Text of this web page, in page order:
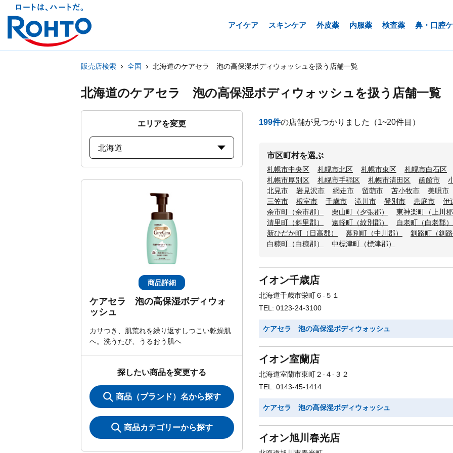
アイケア スキンケア 外皮薬 内服薬 検査薬 鼻・口腔
販売店検索 全国 北海道のケアセラ 泡の高保湿ボディウォッシュを扱う店舗一覧
北海道のケアセラ 泡の高保湿ボディウォッシュを扱う店舗一覧
エリアを変更
北海道
商品詳細
ケアセラ 泡の高保湿ボディウォ
ッシュ
カサつき、肌荒れを繰り返すしつこい乾燥肌
へ。洗うたび、うるおう肌へ
探したい商品を変更する
商品（ブランド）名から探す
商品カテゴリーから探す
199件の店舗が見つかりました （1~20件目）
市区町村を選ぶ
札幌市中央区 札幌市北区 札幌市東区 札幌市白石区
札幌市厚別区
札幌市手稲区 札幌市清田区 函館市
北見市
岩見沢市 網走市 留萌市 苫小牧市 美唄市
三笠市
根室市 千歳市 滝川市 登別市 恵庭市 伊
余市町（余市郡）
栗山町（夕張郡） 東神楽町（上川郡
清里町（斜里郡）
遠軽町（紋別郡） 白老町（白老郡）
新ひだか町（日高郡）
幕別町（中川郡） 釧路町（釧路
白糠町（白糠郡）
中標津町（標津郡）
イオン千歳店
北海道千歳市栄町６-５１
TEL: 0123-24-3100
ケアセラ 泡の高保湿ボディウォッシュ
イオン室蘭店
北海道室蘭市東町２-４-３２
TEL: 0143-45-1414
ケアセラ 泡の高保湿ボディウォッシュ
イオン旭川春光店